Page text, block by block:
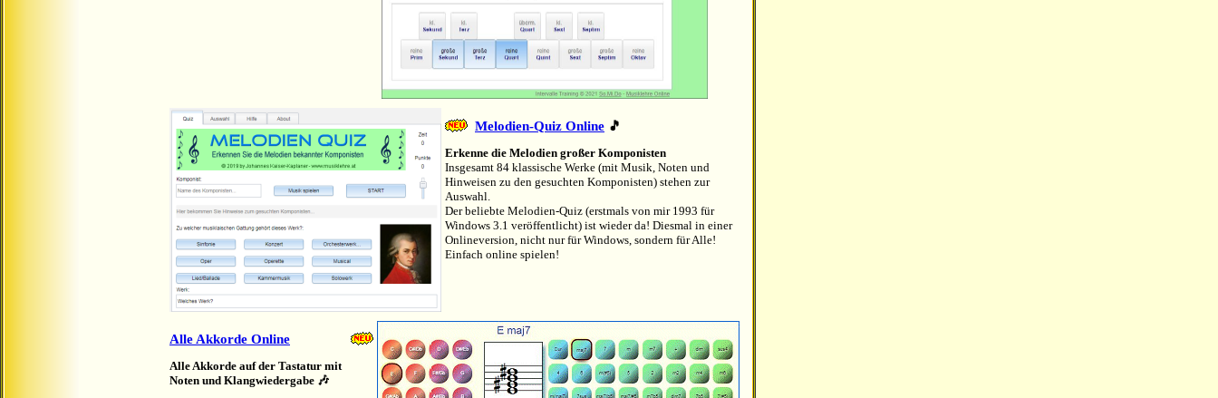
Melodien-Quiz Online 🎵
Erkenne die Melodien großer Komponisten
Insgesamt 84 klassische Werke (mit Musik, Noten und
Hinweisen zu den gesuchten Komponisten) stehen zur
Auswahl.
Der beliebte Melodien-Quiz (erstmals von mir 1993 für
Windows 3.1 veröffentlicht) ist wieder da! Diesmal in einer
Onlineversion, nicht nur für Windows, sondern für Alle!
Einfach online spielen!
Alle Akkorde Online
Alle Akkorde auf der Tastatur mit
Noten und Klangwiedergabe 🎶